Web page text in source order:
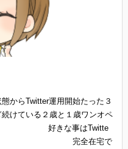
からTwitter運用開始たった３
けている２歳と１歳ワンオペ
好きな事はTwitte
遊ぶ 完全在宅で